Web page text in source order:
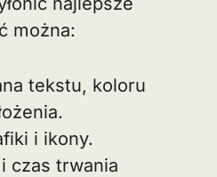
można:
tekstu, koloru
i ikony.
czas trwania